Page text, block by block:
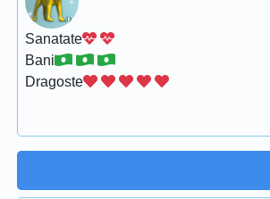
Sanatate
Bani
Dragoste